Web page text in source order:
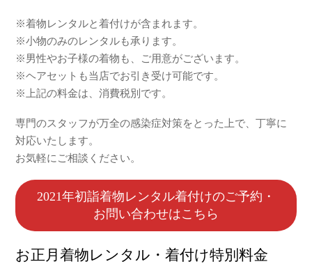
※着物レンタルと着付けが含まれます。
※小物のみのレンタルも承ります。
※男性やお子様の着物も、ご用意がございます。
※ヘアセットも当店でお引き受け可能です。
※上記の料金は、消費税別です。
専門のスタッフが万全の感染症対策をとった上で、丁寧に
対応いたします。
お気軽にご相談ください。
2021年初詣着物レンタル着付けのご予約・
お問い合わせはこちら
お正月着物レンタル・着付け特別料金